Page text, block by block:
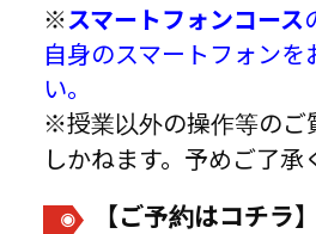
※スマートフォンコース
自身のスマートフォンを
い。
※授業以外の操作等のご
しかねます。予めご了承
【ご予約はコチラ】